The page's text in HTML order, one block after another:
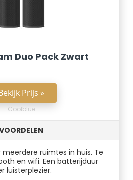
Duo Pack Zwart
Prijs »
Coolblue
VOORDELEN
meerdere ruimtes in huis. Te
en wifi. Een batterijduur
luisterplezier.